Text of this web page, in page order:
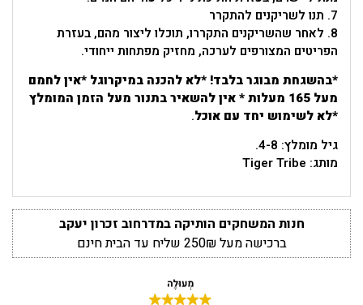
7. תנו לשריקנים להתקרר
8. לאחר שהשריקנים התקררו, תוכלו ליצור מהם, בעזרת
הפריטים המצורפים לערכה, מחזיק מפתחות ייחודי.
*בהשגחת מבוגר בלבד! *לא להכנה במיקרוגל *אין לחמם
מעל 165 מעלות * אין להשאיר בתנור מעל הזמן המומלץ
*לא לשימוש יחד עם אוכל.
גיל מומלץ: 4-8.
מותג: Tiger Tribe
חנות המשחקים הותיקה במדרחוב זכרון יעקב
ברכישה מעל 250₪ שליח עד הבית חינם